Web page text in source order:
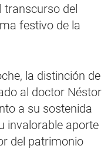
del
festivo de la
la distinción de
al doctor Néstor
a su sostenida
invalorable aporte
del patrimonio